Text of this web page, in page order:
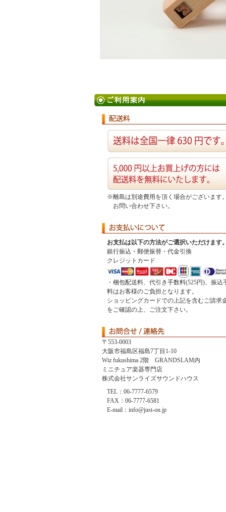
※離島は別途費用を頂く場合がございます
お問い合わせ下さい。
お支払は以下の方法がご選択いただけます
銀行振込・郵便振替・代金引換
クレジットカード
・梱包配送料、代引き手数料(525円)、振込
料はお客様のご負担となります。
ショッピングカードでの上記を含むご請求
をご確認の上、ご注文下さい。
〒553-0003
大阪市福島区福島7丁目1-10
Wiz fukushima 2階 GRANDSLAM内
ミニチュア楽器専門店
株式会社サンライズサウンドハウス
TEL：06-7777-6579
FAX：06-7777-6581
E-mail：info@just-on.jp